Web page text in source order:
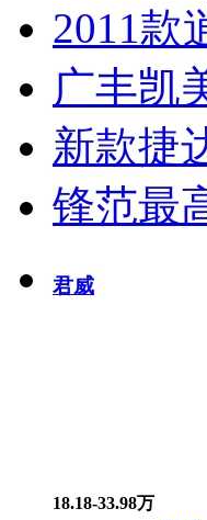
2011款
广丰凯
新款捷
锋范最
君威
18.18-33.98万